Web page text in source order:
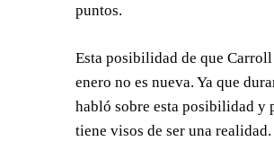
puntos.
Esta posibilidad de que
enero no es nueva. Ya que
habló sobre esta posibilidad y
tiene visos de ser una realidad.